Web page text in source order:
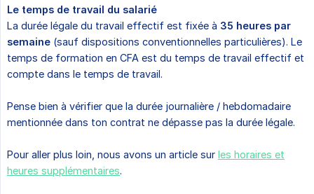
Le temps de travail du salarié
La durée légale du travail effectif est fixée à 35 heures par
semaine (sauf dispositions conventionnelles particulières). Le
temps de formation en CFA est du temps de travail effectif et
compte dans le temps de travail.
Pense bien à vérifier que la durée journalière / hebdomadaire
mentionnée dans ton contrat ne dépasse pas la durée légale.
Pour aller plus loin, nous avons un article sur les horaires et
heures supplémentaires.